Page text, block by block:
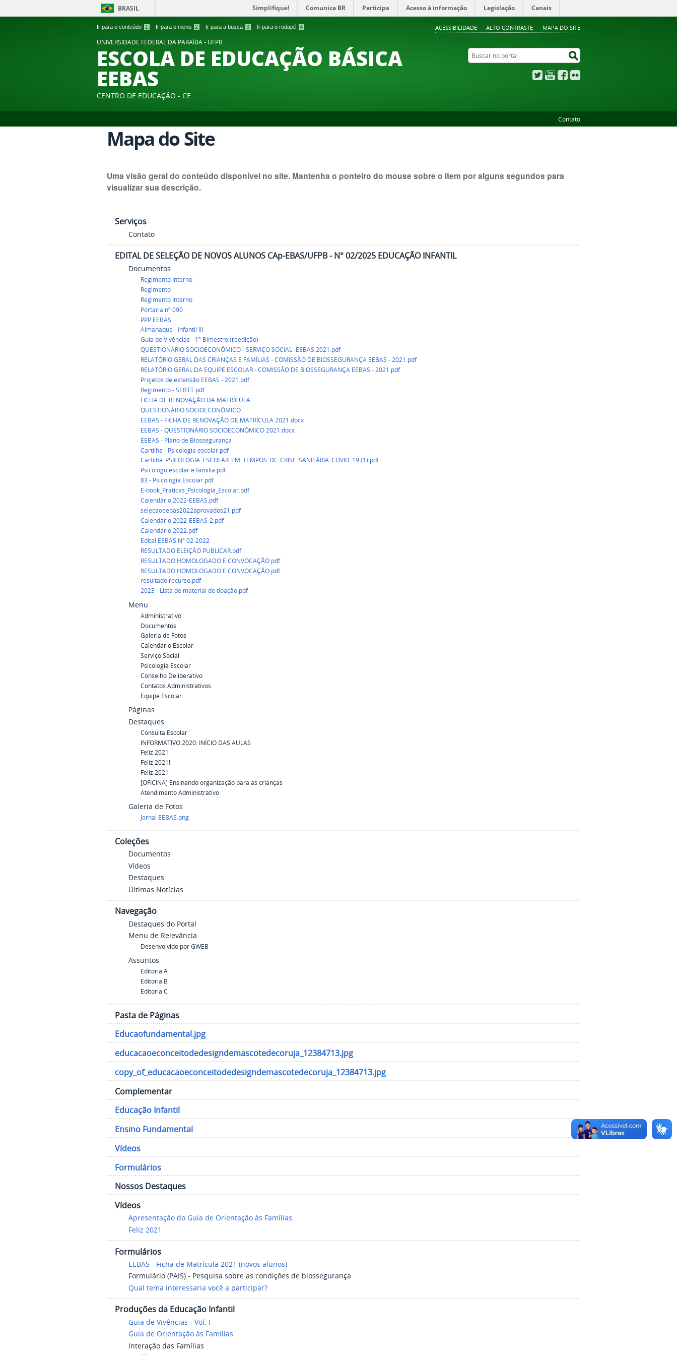
Ir para o conteúdo 1 Ir para o menu 2 Ir para a busca 3 Ir para o rodapé 4 ACESSIBILIDADE ALTO CONTRASTE MAPA DO SITE
BRASIL Simplifique! Comunica BR Participe Acesso à informação Legislação Canais
UNIVERSIDADE FEDERAL DA PARAÍBA - UFPB
ESCOLA DE EDUCAÇÃO BÁSICA
EEBAS
CENTRO DE EDUCAÇÃO - CE
Buscar no portal
TwitterYouTubeFacebook
Contato
Mapa do Site
Uma visão geral do conteúdo disponível no site. Mantenha o ponteiro do mouse sobre o item por alguns segundos para
visualizar sua descrição.
Serviços
Contato
EDITAL DE SELEÇÃO DE NOVOS ALUNOS CAp-EBAS/UFPB - N° 02/2025 EDUCAÇÃO INFANTIL
Documentos
Regimento Interno
Regimento
Regimento Interno
Portaria nº 090
PPP EEBAS
Almanaque - Infantil III
Guia de Vivências - 1º Bimestre (reedição)
QUESTIONÁRIO SOCIOECONÔMICO - SERVIÇO SOCIAL -EEBAS 2021.pdf
RELATÓRIO GERAL DAS CRIANÇAS E FAMÍLIAS - COMISSÃO DE BIOSSEGURANÇA EEBAS - 2021.pdf
RELATÓRIO GERAL DA EQUIPE ESCOLAR - COMISSÃO DE BIOSSEGURANÇA EEBAS - 2021.pdf
Projetos de extensão EEBAS - 2021.pdf
Regimento - SEBTT.pdf
FICHA DE RENOVAÇÃO DA MATRÍCULA
QUESTIONÁRIO SOCIOECONÔMICO
EEBAS - FICHA DE RENOVAÇÃO DE MATRÍCULA 2021.docx
EEBAS - QUESTIONÁRIO SOCIOECONÔMICO 2021.docx
EEBAS - Plano de Biossegurança
Cartilha - Psicologia escolar.pdf
Cartilha_PSICOLOGIA_ESCOLAR_EM_TEMPOS_DE_CRISE_SANITÁRIA_COVID_19 (1).pdf
Psicologo escolar e familia.pdf
83 - Psicologia Escolar.pdf
E-book_Praticas_Psicologia_Escolar.pdf
Calendário 2022-EEBAS.pdf
selecaoeebas2022aprovados21.pdf
Calendário 2022-EEBAS-2.pdf
Calendário 2022.pdf
Edital EEBAS Nº 02-2022
RESULTADO ELEIÇÃO PUBLICAR.pdf
RESULTADO HOMOLOGADO E CONVOCAÇÃO.pdf
RESULTADO HOMOLOGADO E CONVOCAÇÃO.pdf
resultado recurso.pdf
2023 - Lista de material de doação.pdf
Menu
Administrativo
Documentos
Galeria de Fotos
Calendário Escolar
Serviço Social
Psicologia Escolar
Conselho Deliberativo
Contatos Administrativos
Equipe Escolar
Páginas
Destaques
Consulta Escolar
INFORMATIVO 2020: INÍCIO DAS AULAS
Feliz 2021
Feliz 2021!
Feliz 2021
[OFICINA] Ensinando organização para as crianças
Atendimento Administrativo
Galeria de Fotos
Jornal EEBAS.png
Coleções
Documentos
Vídeos
Destaques
Últimas Notícias
Navegação
Destaques do Portal
Menu de Relevância
Desenvolvido por GWEB
Assuntos
Editoria A
Editoria B
Editoria C
Pasta de Páginas
Educaofundamental.jpg
educacaoeconceitodedesigndemascotedecoruja_12384713.jpg
copy_of_educacaoeconceitodedesigndemascotedecoruja_12384713.jpg
Complementar
Educação Infantil
Ensino Fundamental
Vídeos
Formulários
Nossos Destaques
Vídeos
Apresentação do Guia de Orientação às Famílias.
Feliz 2021
Formulários
EEBAS - Ficha de Matrícula 2021 (novos alunos)
Formulário (PAIS) - Pesquisa sobre as condições de biossegurança
Qual tema interessaria você a participar?
Produções da Educação Infantil
Guia de Vivências - Vol. I
Guia de Orientação às Famílias
Interação das Famílias